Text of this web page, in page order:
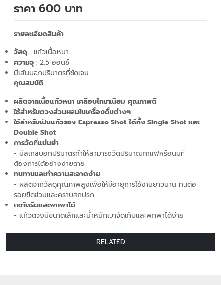
ราคา 600 บาท
รายละเอียดสินค้า
วัสดุ : แก้วเนื้อหนา
ความจุ : 2.5 ออนซ์
มีเส้นบอกปริมาตรที่ชัดเจน
คุณสมบัติ
ผลิตจากเนื้อแก้วหนา เคลือบไทเทเนียม คุณภาพดี
ใช้สำหรับตวงส่วนผสมในเครื่องดื่มต่างๆ
ใช้สำหรับเป็นแก้วรอง Espresso Shot ได้ทั้ง Single Shot และ
Double Shot
การวัดที่แม่นยำ
- มีสเกลบอกปริมาตรทำให้สามารถวัดปริมาณกาแฟหรือนมที่
ต้องการได้อย่างง่ายดาย
ทนทานและทำความสะอาดง่าย
- ผลิตจากวัสดุคุณภาพสูงเพื่อให้มีอายุการใช้งานยาวนาน ทนต่อ
รอยขีดข่วนและคราบสกปรก
กะทัดรัดและพกพาได้
- แก้วตวงมีขนาดเล็กและน้ำหนักเบาจัดเก็บและพกพาได้ง่าย
RELATED